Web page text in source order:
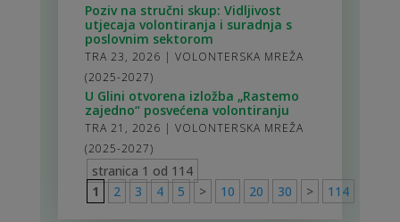
Poziv na stručni skup: Vidljivost
utjecaja volontiranja i suradnja s
poslovnim sektorom
TRA 23, 2026 | VOLONTERSKA MREŽA
(2025-2027)
U Glini otvorena izložba „Rastemo
zajedno“ posvećena volontiranju
TRA 21, 2026 | VOLONTERSKA MREŽA
(2025-2027)
stranica 1 od 114
1
2 3 4 5 > 10 20 30 > 114